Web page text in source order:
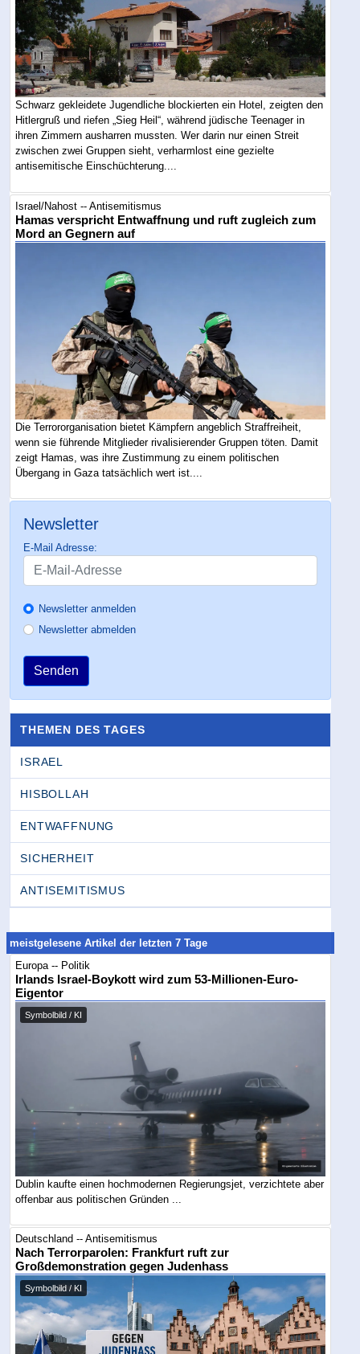
Schwarz gekleidete Jugendliche blockierten ein Hotel, zeigten den
Hitlergruß und riefen „Sieg Heil“, während jüdische Teenager in
ihren Zimmern ausharren mussten. Wer darin nur einen Streit
zwischen zwei Gruppen sieht, verharmlost eine gezielte
antisemitische Einschüchterung....
Israel/Nahost -- Antisemitismus
Hamas verspricht Entwaffnung und ruft zugleich zum
Mord an Gegnern auf
Die Terrororganisation bietet Kämpfern angeblich Straffreiheit,
wenn sie führende Mitglieder rivalisierender Gruppen töten. Damit
zeigt Hamas, was ihre Zustimmung zu einem politischen
Übergang in Gaza tatsächlich wert ist....
Newsletter
E-Mail Adresse:
Newsletter anmelden
Newsletter abmelden
Senden
THEMEN DES TAGES
ISRAEL
HISBOLLAH
ENTWAFFNUNG
SICHERHEIT
ANTISEMITISMUS
meistgelesene Artikel der letzten 7 Tage
Europa -- Politik
Irlands Israel-Boykott wird zum 53-Millionen-Euro-
Eigentor
Symbolbild / KI
Dublin kaufte einen hochmodernen Regierungsjet, verzichtete aber
offenbar aus politischen Gründen ...
Deutschland -- Antisemitismus
Nach Terrorparolen: Frankfurt ruft zur
Großdemonstration gegen Judenhass
Symbolbild / KI